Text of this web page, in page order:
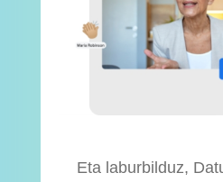
Eta laburbilduz,